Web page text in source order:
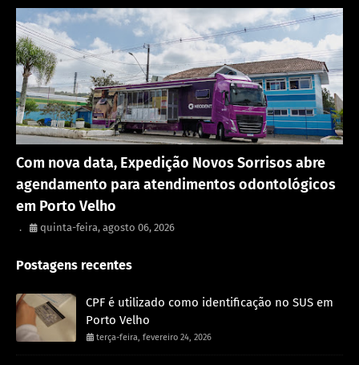
Com nova data, Expedição Novos Sorrisos abre
agendamento para atendimentos odontológicos
em Porto Velho
. quinta-feira, agosto 06, 2026
Postagens recentes
CPF é utilizado como identificação no SUS em
Porto Velho
terça-feira, fevereiro 24, 2026